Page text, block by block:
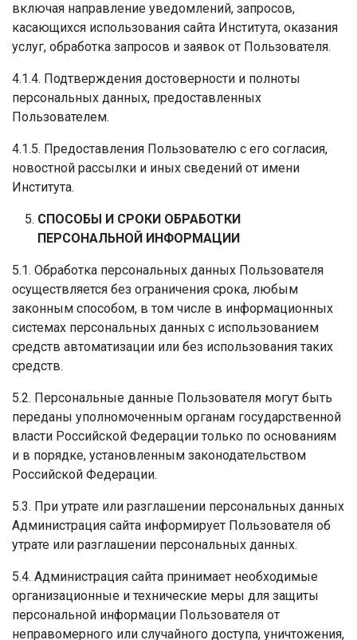
включая направление уведомлений, запросов,
касающихся использования сайта Института, оказания
услуг, обработка запросов и заявок от Пользователя.
4.1.4. Подтверждения достоверности и полноты
персональных данных, предоставленных
Пользователем.
4.1.5. Предоставления Пользователю с его согласия,
новостной рассылки и иных сведений от имени
Института.
СПОСОБЫ И СРОКИ ОБРАБОТКИ
ПЕРСОНАЛЬНОЙ ИНФОРМАЦИИ
5.1. Обработка персональных данных Пользователя
осуществляется без ограничения срока, любым
законным способом, в том числе в информационных
системах персональных данных с использованием
средств автоматизации или без использования таких
средств.
5.2. Персональные данные Пользователя могут быть
переданы уполномоченным органам государственной
власти Российской Федерации только по основаниям
и в порядке, установленным законодательством
Российской Федерации.
5.3. При утрате или разглашении персональных данных
Администрация сайта информирует Пользователя об
утрате или разглашении персональных данных.
5.4. Администрация сайта принимает необходимые
организационные и технические меры для защиты
персональной информации Пользователя от
неправомерного или случайного доступа, уничтожения,